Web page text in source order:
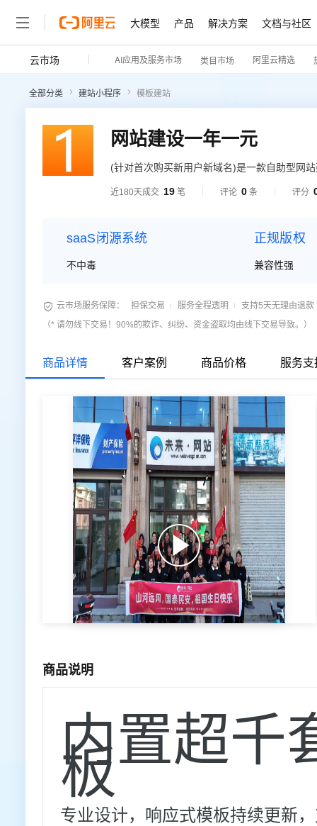
大模型 产品 解决方案 文档与社区
云市场 AI应用及服务市场 类目市场 阿里云精选
全部分类 建站小程序 模板建站
网站建设一年一元
(针对首次购买新用户新域名)是一款自助型网
近180天成交 19 笔 评论 0 条 评分
saaS闭源系统
不中毒
正规版权
兼容性强
 云市场服务保障： 担保交易 服务全程透明
支持5天无理由退款
（* 请勿线下交易！90%的欺诈、纠纷、资金盗取均由线下交易导致。）
商品详情 客户案例 商品价格 服务支
商品说明
内置超千
板
专业设计，响应式模板持续更新